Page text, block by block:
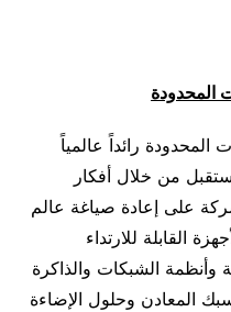
المحدودة
المحدودة رائداً عالمياً
من خلال أفكار
على إعادة صياغة عالم
القابلة للارتداء
وأنظمة الشبكات والذاكرة
المعادن وحلول الإضاءة